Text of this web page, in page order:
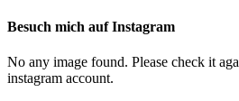
Besuch mich auf Instagram
No any image found. Please check it
instagram account.